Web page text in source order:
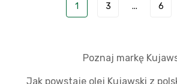
1 3 ... 6
Poznaj markę
Jak powstaje olej Kujawski z